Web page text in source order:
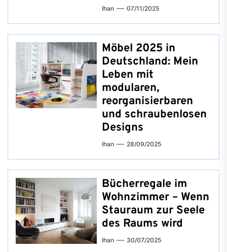
Ihan 07/11/2025
Möbel 2025 in
Deutschland: Mein
Leben mit
modularen,
reorganisierbaren
und schraubenlosen
Designs
Ihan 28/09/2025
Bücherregale im
Wohnzimmer – Wenn
Stauraum zur Seele
des Raums wird
Ihan 30/07/2025